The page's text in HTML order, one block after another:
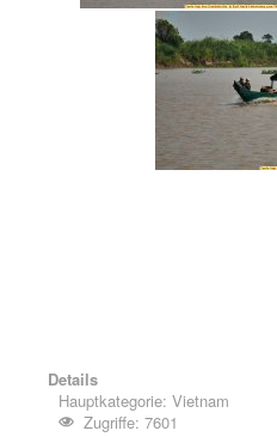
Details
Hauptkategorie: Vietnam
Zugriffe: 7601